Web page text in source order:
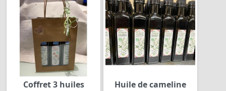
Coffret 3 huiles Huile de cameline